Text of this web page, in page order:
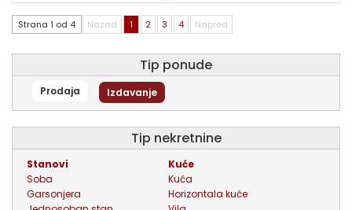
Strana 1 od 4 Nazad 1 2 3 4 Napred
Tip ponude
Prodaja Izdavanje
tip nekretnine
stanovi
soba
garsonjera
kuće
kuća
horizontala kuće